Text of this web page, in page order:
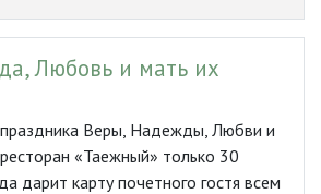
Любовь и мать их
праздника Веры, Надежды, Любви и
«Таежный» только 30
дарит карту почетного гостя всем